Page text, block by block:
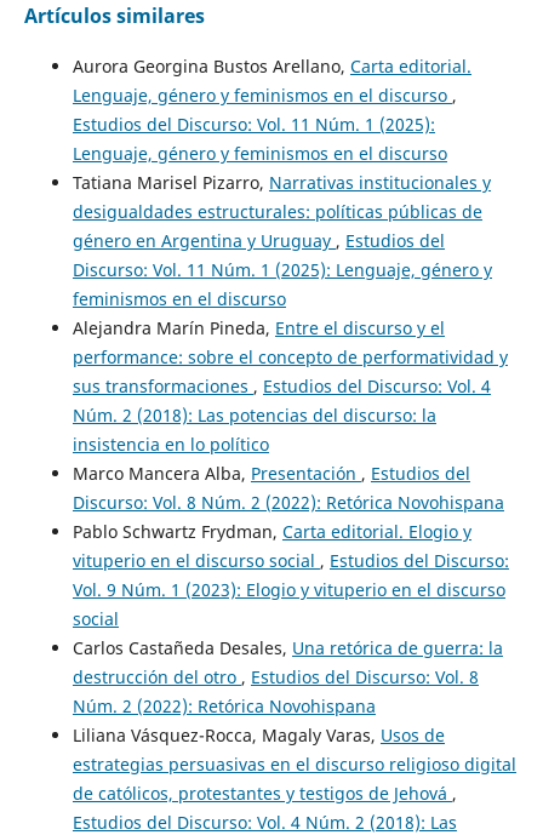
Artículos similares
Aurora Georgina Bustos Arellano, Carta editorial.
Lenguaje, género y feminismos en el discurso ,
Estudios del Discurso: Vol. 11 Núm. 1 (2025):
Lenguaje, género y feminismos en el discurso
Tatiana Marisel Pizarro, Narrativas institucionales y
desigualdades estructurales: políticas públicas de
género en Argentina y Uruguay , Estudios del
Discurso: Vol. 11 Núm. 1 (2025): Lenguaje, género y
feminismos en el discurso
Alejandra Marín Pineda, Entre el discurso y el
performance: sobre el concepto de performatividad y
sus transformaciones , Estudios del Discurso: Vol. 4
Núm. 2 (2018): Las potencias del discurso: la
insistencia en lo político
Marco Mancera Alba, Presentación , Estudios del
Discurso: Vol. 8 Núm. 2 (2022): Retórica Novohispana
Pablo Schwartz Frydman, Carta editorial. Elogio y
vituperio en el discurso social , Estudios del Discurso:
Vol. 9 Núm. 1 (2023): Elogio y vituperio en el discurso
social
Carlos Castañeda Desales, Una retórica de guerra: la
destrucción del otro , Estudios del Discurso: Vol. 8
Núm. 2 (2022): Retórica Novohispana
Liliana Vásquez-Rocca, Magaly Varas, Usos de
estrategias persuasivas en el discurso religioso digital
de católicos, protestantes y testigos de Jehová ,
Estudios del Discurso: Vol. 4 Núm. 2 (2018): Las